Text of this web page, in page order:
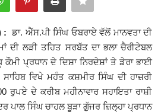
: ਡਾ. ਐੱਸ.ਪੀ ਸਿੰਘ ਓਬਰਾਏ ਵੱਲੋਂ ਮਾਨਵਤਾ ਦੀ
ਦੀ ਲੜੀ ਤਹਿਤ ਸਰਬੱਤ ਦਾ ਭਲਾ ਚੈਰੀਟੇਬਲ
ਪ੍ਰਧਾਨ ਦੇ ਦਿਸ਼ਾ ਨਿਰਦੇਸ਼ਾਂ ਤੇ ਡੇਰਾ ਭਾਈ
ਵਿਖੇ ਮਹੰਤ ਕਸ਼ਮੀਰ ਸਿੰਘ ਦੀ ਹਾਜ਼ਰੀ
ਰੁਪਏ ਦੇ ਕਰੀਬ ਮਹੀਨਾਵਾਰ ਸਹਾਇਤਾ ਰਾਸ਼ੀ
ਪਾਲ ਸਿੰਘ ਚਾਹਲ ਬੂੜਾ ਗੁੱਜਰ ਜ਼ਿਲ੍ਹਾ ਪ੍ਰਧਾਨ